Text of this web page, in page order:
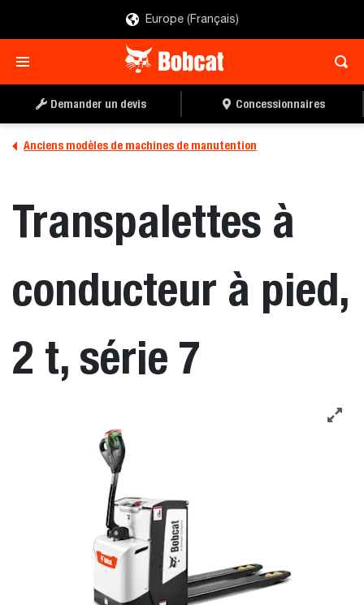
Europe (Français)
Demander un devis Concessionnaires
Anciens modèles de machines de manutention
Transpalettes à
conducteur à pied,
2 t, série 7